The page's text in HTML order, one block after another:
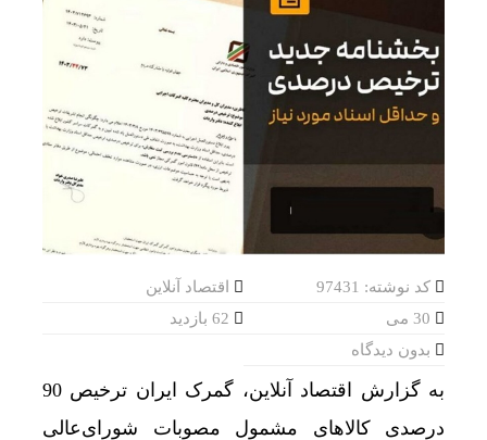
کد نوشته: 97431
اقتصاد آنلاین
بدون دیدگاه
به گزارش اقتصاد آنلاین، گمرک ایران ترخیص 90
درصدی کالاهای مشمول مصوبات شورای‌عالی